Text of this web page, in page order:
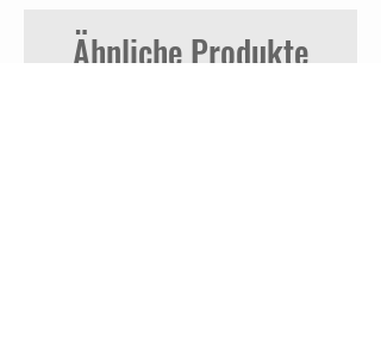
Ähnliche Produkte